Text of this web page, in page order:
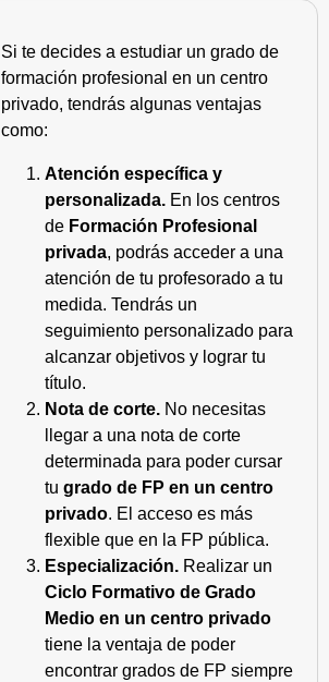
Si te decides a estudiar un grado de
formación profesional en un centro
privado, tendrás algunas ventajas
como:
Atención específica y
personalizada. En los centros
de Formación Profesional
privada, podrás acceder a una
atención de tu profesorado a tu
medida. Tendrás un
seguimiento personalizado para
alcanzar objetivos y lograr tu
título.
Nota de corte. No necesitas
llegar a una nota de corte
determinada para poder cursar
tu grado de FP en un centro
privado. El acceso es más
flexible que en la FP pública.
Especialización. Realizar un
Ciclo Formativo de Grado
Medio en un centro privado
tiene la ventaja de poder
encontrar grados de FP siempre